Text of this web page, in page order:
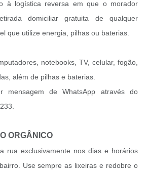
à logística reversa em que o morador
domiciliar gratuita de qualquer
que utilize energia, pilhas ou baterias.
notebooks, TV, celular, fogão,
além de pilhas e baterias.
mensagem de WhatsApp através do
ORGÂNICO
rua exclusivamente nos dias e horários
Use sempre as lixeiras e redobre o